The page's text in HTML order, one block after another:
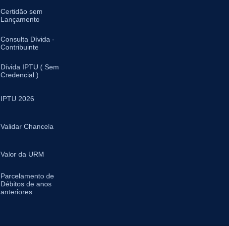
Certidão sem
Lançamento
Consulta Dívida -
Contribuinte
Dívida IPTU ( Sem
Credencial )
IPTU 2026
Validar Chancela
Valor da URM
Parcelamento de
Débitos de anos
anteriores